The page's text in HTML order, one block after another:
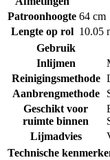
Patroonhoogte 64 cm
Lengte op rol 10.05
Gebruik
Inlijmen
Reinigingsmethode
Aanbrengmethode
Geschikt voor
ruimte binnen
Lijmadvies
Technische